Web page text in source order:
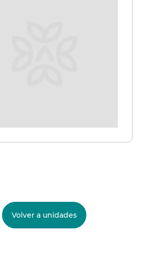
Volver a unidades